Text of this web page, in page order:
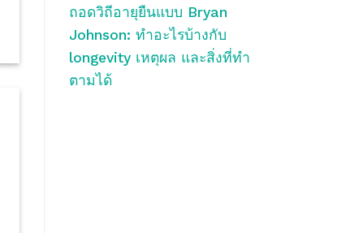
ถอดวิถีอายุยืนแบบ Bryan
Johnson: ทำอะไรบ้างกับ
longevity เหตุผล และสิ่งที่ทำ
ตามได้